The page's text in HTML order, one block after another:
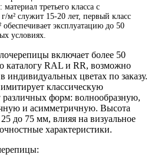
третьего класса с
м² служит 15-20 лет, первый класс
эксплуатацию до 50
условиях.
включает более 50
каталогу RAL и RR, возможно
индивидуальных цветах по заказу.
классическую
форм: волнообразную,
и асимметричную. Высота
до 75 мм, влияя на визуальное
характеристики.